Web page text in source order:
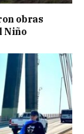
obras
Niño